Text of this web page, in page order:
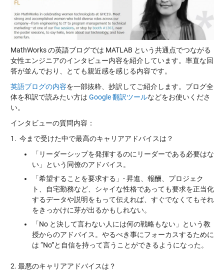
MathWorks の英語ブログでは MATLAB という共通点でつながる
女性エンジニアのインタビュー内容を紹介しています。率直な回
答が並んでおり、とても親近感を感じる内容です。
英語ブログの内容を一部抜粋、抄訳してご紹介します。ブログ全
体を和訳で読みたい方は Google 翻訳ツールなどをお使いくださ
い。
インタビューの質問内容：
1. 今まで受けた中で最高のキャリアアドバイスは？
「リーダーシップを発揮するのにリーダーである必要はな
い」という同僚のアドバイス。
「希望することを要求する」- 昇進、報酬、プロジェク
ト、自宅勤務など、シャイな性格であっても要求を正当化
するデータや説明をもって伝えれば、すぐでなくてもそれ
をきっかけに芽が出るかもしれない。
「No と決して言わない人には何の戦略もない」という教
授からのアドバイス。やるべき事にフォーカスするために
は “No”と自信を持って言うことができるようになった。
2. 最悪のキャリアアドバイスは？